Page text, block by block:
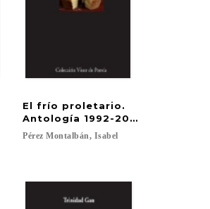
El frío proletario.
Antología 1992-2018
Pérez Montalbán, Isabel